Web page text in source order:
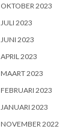
OKTOBER 2023
JULI 2023
JUNI 2023
APRIL 2023
MAART 2023
FEBRUARI 2023
JANUARI 2023
NOVEMBER 2022